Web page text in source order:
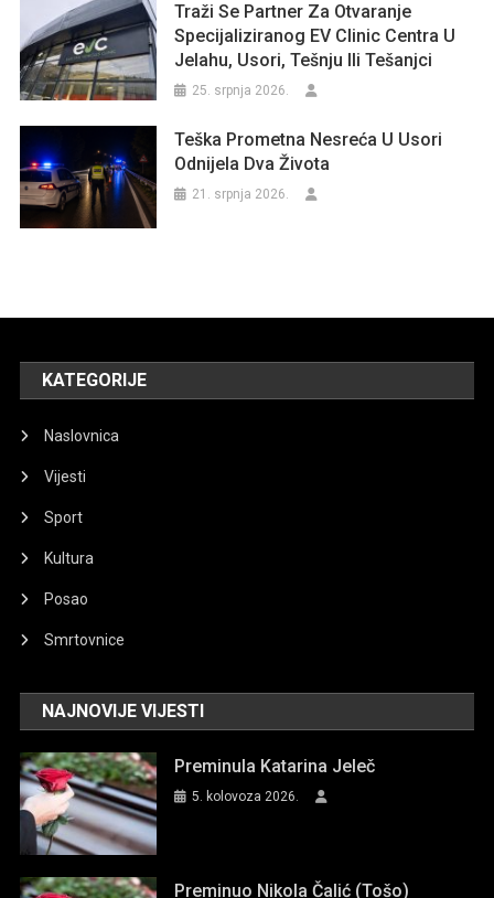
Traži Se Partner Za Otvaranje
Specijaliziranog EV Clinic Centra U
Jelahu, Usori, Tešnju Ili Tešanjci
25. srpnja 2026.
Teška Prometna Nesreća U Usori
Odnijela Dva Života
21. srpnja 2026.
KATEGORIJE
Naslovnica
Vijesti
Sport
Kultura
Posao
Smrtovnice
NAJNOVIJE VIJESTI
Preminula Katarina Jeleč
5. kolovoza 2026.
Preminuo Nikola Čalić (Tošo)